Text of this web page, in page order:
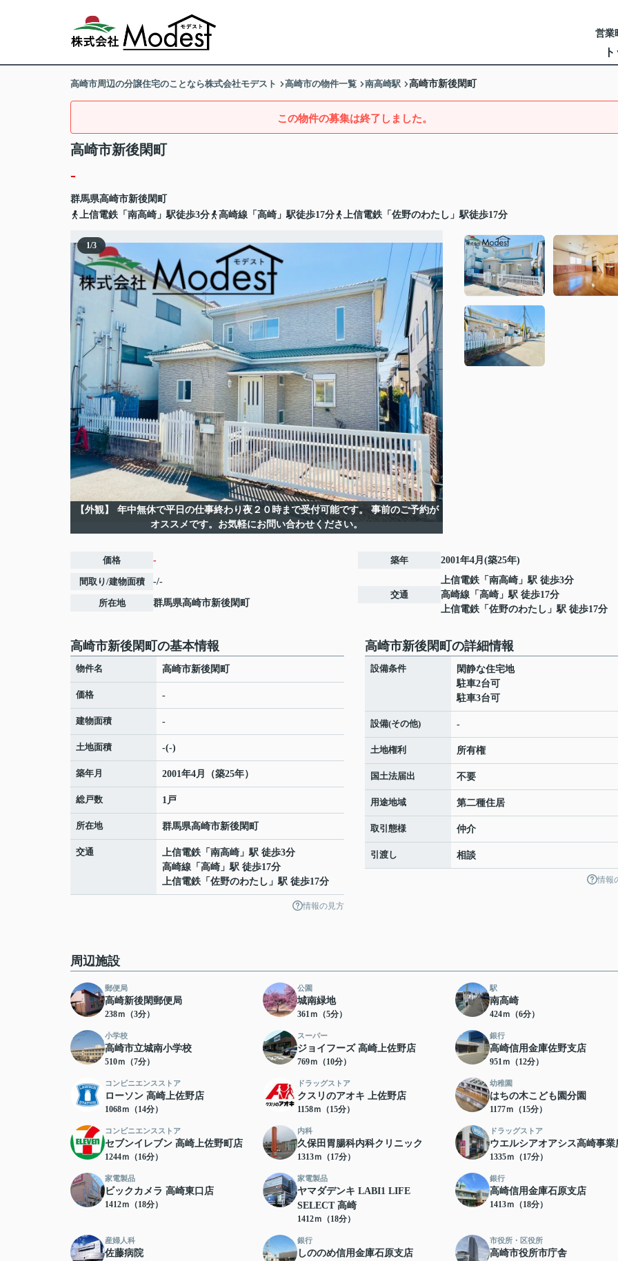
営業
高崎市周辺の分譲住宅のことなら株式会社モデスト 高崎市の物件一覧 南高崎駅 高崎市新後閑町
この物件の募集は終了しました。
高崎市新後閑町
-
群馬県高崎市新後閑町
上信電鉄「南高崎」駅徒歩3分
高崎線「高崎」駅徒歩17分 上信電鉄「佐野のわたし」駅徒歩17分
1/3
【外観】
年中無休で平日の仕事終わり夜２０時まで受付可能です。 事前のご予約が
オススメです。お気軽にお問い合わせください。
価格 -
間取り/建物面積 -/-
所在地 群馬県高崎市新後閑町
築年 2001年4月(築25年)
交通
上信電鉄 「 南高崎 」駅 徒歩3分
高崎線 「 高崎 」駅 徒歩17分
上信電鉄 「 佐野のわたし 」駅 徒歩17分
高崎市新後閑町の基本情報
物件名 高崎市新後閑町
価格 -
建物面積 -
土地面積 -(-)
築年月 2001年4月（築25年）
総戸数 1戸
所在地 群馬県高崎市新後閑町
交通 上信電鉄 「 南高崎 」駅 徒歩3分
高崎線 「 高崎 」駅 徒歩17分
上信電鉄 「 佐野のわたし 」駅 徒歩17分
情報の見方
高崎市新後閑町の詳細情報
設備条件
閑静な住宅地
駐車2台可
駐車3台可
設備(その他) -
土地権利 所有権
国土法届出 不要
用途地域 第二種住居
取引態様 仲介
引渡し 相談
情報
周辺施設
郵便局
高崎新後閑郵便局
238ｍ（3分）
公園
城南緑地
361ｍ（5分）
駅
南高崎
424ｍ（6分）
小学校
高崎市立城南小学校
510ｍ（7分）
スーパー
ジョイフーズ 高崎上佐野店
769ｍ（10分）
銀行
高崎信用金庫佐野支店
951ｍ（12分）
コンビニエンスストア
ローソン 高崎上佐野店
1068ｍ（14分）
ドラッグストア
クスリのアオキ 上佐野店
1158ｍ（15分）
幼稚園
はちの木こども園分園
1177ｍ（15分）
コンビニエンスストア
セブンイレブン 高崎上佐野町店
1244ｍ（16分）
内科
久保田胃腸科内科クリニック
1313ｍ（17分）
ドラッグストア
ウエルシアオアシス高崎事業
1335ｍ（17分）
家電製品
ビックカメラ 高崎東口店
1412ｍ（18分）
家電製品
ヤマダデンキ LABI1 LIFE
SELECT 高崎
1412ｍ（18分）
銀行
高崎信用金庫石原支店
1413ｍ（18分）
産婦人科
佐藤病院
銀行
しののめ信用金庫石原支店
市役所・区役所
高崎市役所市庁舎